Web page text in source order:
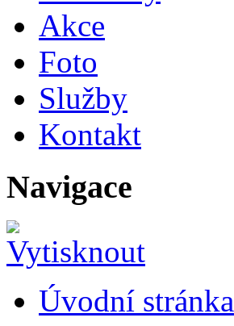
Akce
Foto
Služby
Kontakt
Navigace
Úvodní stránka